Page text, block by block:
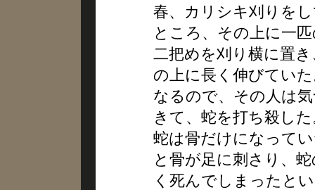
春、カリシキ刈りを
ところ、その上に一
二把めを刈り横に置
の上に長く伸びてい
なるので、その人は
きて、蛇を打ち殺し
蛇は骨だけになって
と骨が足に刺さり、
く死んでしまったと